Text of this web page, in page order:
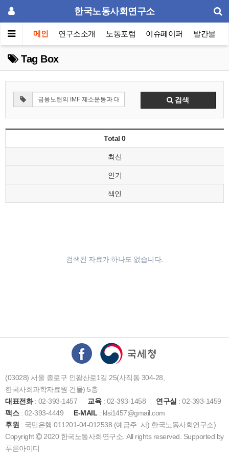
한국노동사회연구소
메인 연구소소개 노동포럼 이슈페이퍼 발간물
Tag Box
검색
Total 0
최신
인기
색인
검색된 자료가 하나도 없습니다.
(03028) 서울 종로구 인왕산로1길 25(사직동 304-28,
한국사회과학자료원 건물) 5층
대표전화: 02-393-1457 교육: 02-393-1458 연구실 : 02-393-1459
팩스: 02-393-4449 E-MAIL : klsi1457@gmail.com
후원 : 국민은행 011201-04-012538 (예금주: 사) 한국노동사회연구소)
Copyright
2020 한국노동사회연구소. All rights reserved. Supported by
푸른아이티